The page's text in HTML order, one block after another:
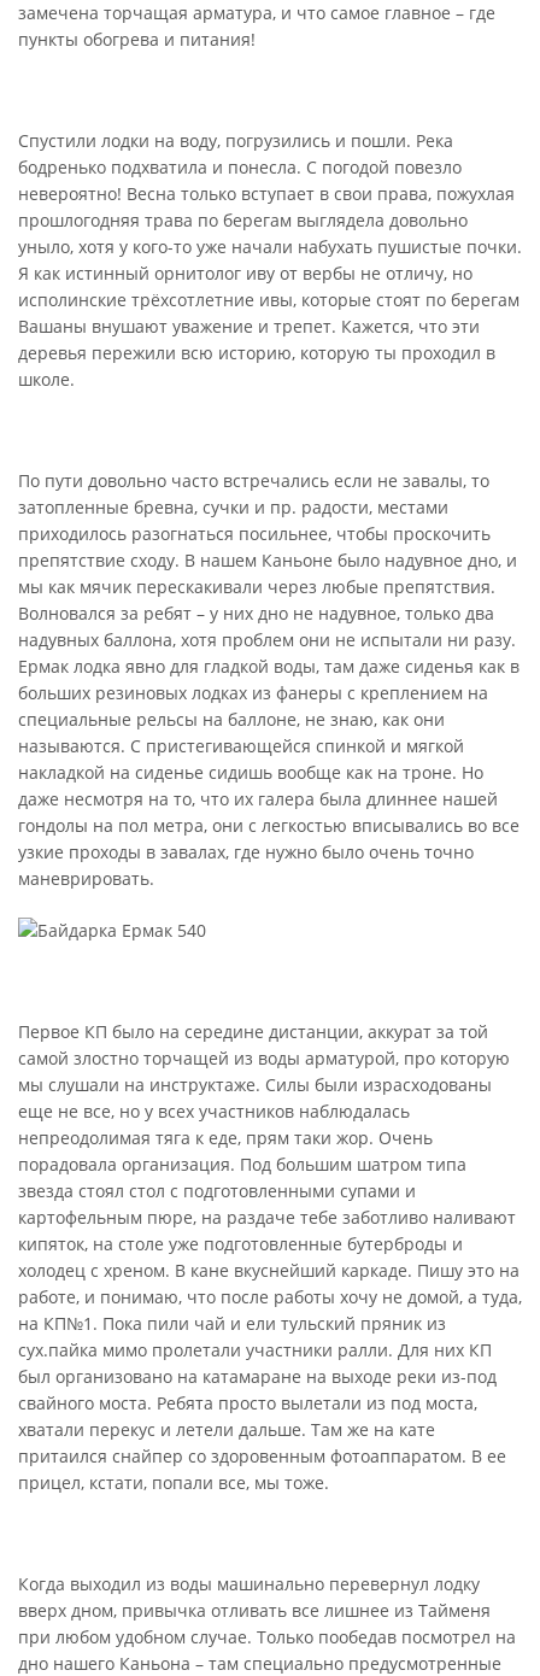
замечена торчащая арматура, и что самое главное – где
пункты обогрева и питания!
Спустили лодки на воду, погрузились и пошли. Река
бодренько подхватила и понесла. С погодой повезло
невероятно! Весна только вступает в свои права, пожухлая
прошлогодняя трава по берегам выглядела довольно
уныло, хотя у кого-то уже начали набухать пушистые почки.
Я как истинный орнитолог иву от вербы не отличу, но
исполинские трёхсотлетние ивы, которые стоят по берегам
Вашаны внушают уважение и трепет. Кажется, что эти
деревья пережили всю историю, которую ты проходил в
школе.
По пути довольно часто встречались если не завалы, то
затопленные бревна, сучки и пр. радости, местами
приходилось разогнаться посильнее, чтобы проскочить
препятствие сходу. В нашем Каньоне было надувное дно, и
мы как мячик перескакивали через любые препятствия.
Волновался за ребят – у них дно не надувное, только два
надувных баллона, хотя проблем они не испытали ни разу.
Ермак лодка явно для гладкой воды, там даже сиденья как в
больших резиновых лодках из фанеры с креплением на
специальные рельсы на баллоне, не знаю, как они
называются. С пристегивающейся спинкой и мягкой
накладкой на сиденье сидишь вообще как на троне. Но
даже несмотря на то, что их галера была длиннее нашей
гондолы на пол метра, они с легкостью вписывались во все
узкие проходы в завалах, где нужно было очень точно
маневрировать.
Первое КП было на середине дистанции, аккурат за той
самой злостно торчащей из воды арматурой, про которую
мы слушали на инструктаже. Силы были израсходованы
еще не все, но у всех участников наблюдалась
непреодолимая тяга к еде, прям таки жор. Очень
порадовала организация. Под большим шатром типа
звезда стоял стол с подготовленными супами и
картофельным пюре, на раздаче тебе заботливо наливают
кипяток, на столе уже подготовленные бутерброды и
холодец с хреном. В кане вкуснейший каркаде. Пишу это на
работе, и понимаю, что после работы хочу не домой, а туда,
на КП№1. Пока пили чай и ели тульский пряник из
сух.пайка мимо пролетали участники ралли. Для них КП
был организовано на катамаране на выходе реки из-под
свайного моста. Ребята просто вылетали из под моста,
хватали перекус и летели дальше. Там же на кате
притаился снайпер со здоровенным фотоаппаратом. В ее
прицел, кстати, попали все, мы тоже.
Когда выходил из воды машинально перевернул лодку
вверх дном, привычка отливать все лишнее из Тайменя
при любом удобном случае. Только пообедав посмотрел на
дно нашего Каньона – там специально предусмотренные